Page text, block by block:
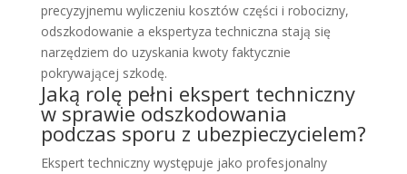
precyzyjnemu wyliczeniu kosztów części i robocizny,
odszkodowanie a ekspertyza techniczna stają się
narzędziem do uzyskania kwoty faktycznie
pokrywającej szkodę.
Jaką rolę pełni ekspert techniczny
w sprawie odszkodowania
podczas sporu z ubezpieczycielem?
Ekspert techniczny występuje jako profesjonalny